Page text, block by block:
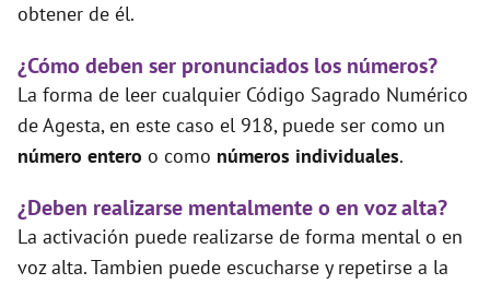
obtener de él.
¿Cómo deben ser pronunciados los números?
La forma de leer cualquier Código Sagrado Numérico
de Agesta, en este caso el 918, puede ser como un
número entero o como números individuales.
¿Deben realizarse mentalmente o en voz alta?
La activación puede realizarse de forma mental o en
voz alta. Tambien puede escucharse y repetirse a la